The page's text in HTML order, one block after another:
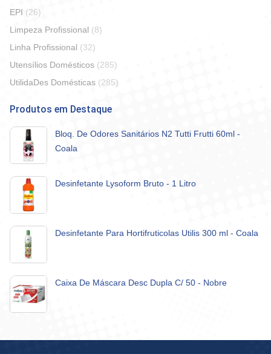
EPI (26)
Limpeza Profissional (8)
Linha Profissional (32)
Utensílios Domésticos (285)
UtilidaDes Domésticas (285)
Produtos em Destaque
Bloq. De Odores Sanitários N2 Tutti Frutti 60ml -
Coala
Desinfetante Lysoform Bruto - 1 Litro
Desinfetante Para Hortifruticolas Utilis 300 ml - Coala
Caixa De Máscara Desc Dupla C/ 50 - Nobre